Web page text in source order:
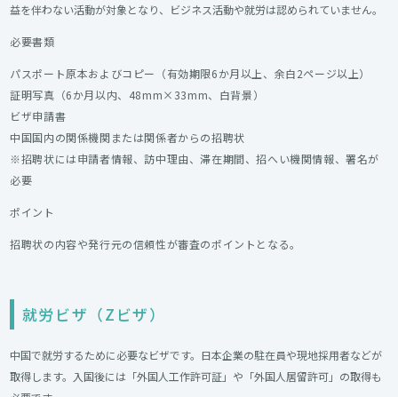
益を伴わない活動が対象となり、ビジネス活動や就労は認められていません。
必要書類
パスポート原本およびコピー（有効期限6か月以上、余白2ページ以上）
証明写真（6か月以内、48mm×33mm、白背景）
ビザ申請書
中国国内の関係機関または関係者からの招聘状
※招聘状には申請者情報、訪中理由、滞在期間、招へい機関情報、署名が
必要
ポイント
招聘状の内容や発行元の信頼性が審査のポイントとなる。
就労ビザ（Zビザ）
中国で就労するために必要なビザです。日本企業の駐在員や現地採用者などが
取得します。入国後には「外国人工作許可証」や「外国人居留許可」の取得も